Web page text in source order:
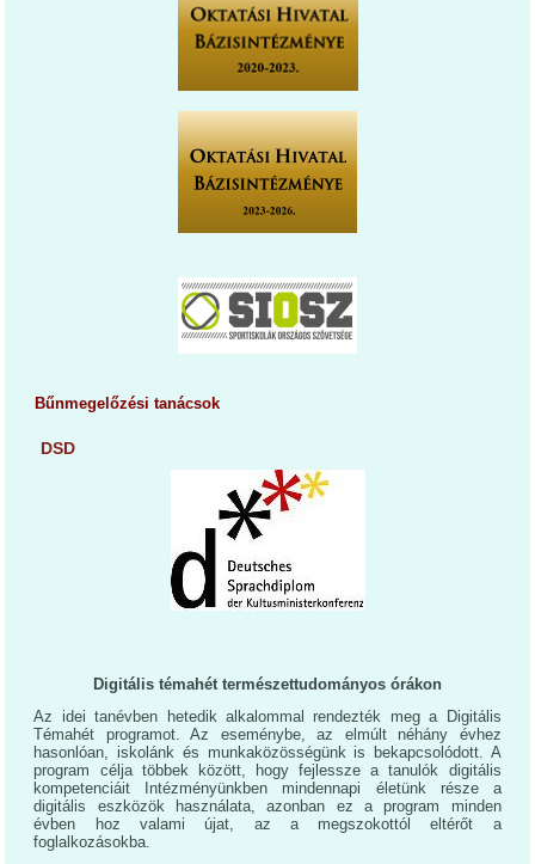
Bűnmegelőzési tanácsok
DSD
Digitális témahét természettudományos órákon
Az idei tanévben hetedik alkalommal rendezték meg a Digitális
Témahét programot. Az eseménybe, az elmúlt néhány évhez
hasonlóan, iskolánk és munkaközösségünk is bekapcsolódott. A
program célja többek között, hogy fejlessze a tanulók digitális
kompetenciáit Intézményünkben mindennapi életünk része a
digitális eszközök használata, azonban ez a program minden
évben hoz valami újat, az a megszokottól eltérőt a
foglalkozásokba.